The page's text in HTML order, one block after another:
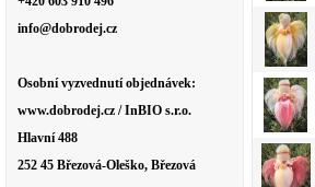
info@dobrodej.cz
Osobní vyzvednutí objednávek:
www.dobrodej.cz / InBIO s.r.o.
Hlavní 488
252 45 Březová-Oleško, Březová